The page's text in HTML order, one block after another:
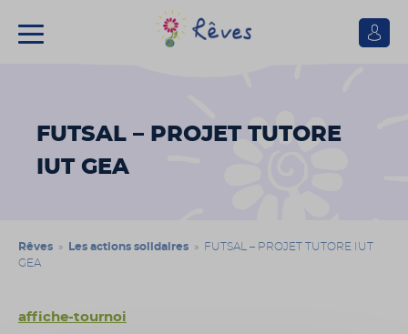
Se
FUTSAL – PROJET TUTORE
IUT GEA
Rêves » Les actions solidaires » FUTSAL – PROJET TUTORE IUT
GEA
affiche-tournoi